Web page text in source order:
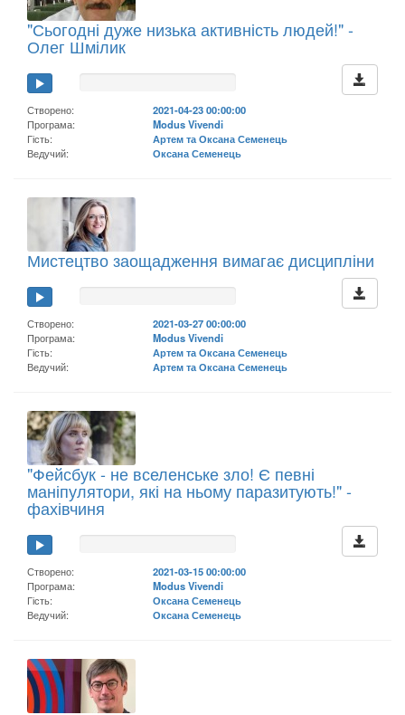
"Сьогодні дуже низька активність людей!" -
Олег Шмілик
Створено:
2021-04-23 00:00:00
Програма:
Modus Vivendi
Гість:
Артем та Оксана Семенець
Ведучий:
Оксана Семенець
Мистецтво заощадження вимагає дисципліни
Створено:
2021-03-27 00:00:00
Програма:
Modus Vivendi
Гість:
Артем та Оксана Семенець
Ведучий:
Артем та Оксана Семенець
"Фейсбук - не вселенське зло! Є певні
маніпулятори, які на ньому паразитують!" -
фахівчиня
Створено:
2021-03-15 00:00:00
Програма:
Modus Vivendi
Гість:
Оксана Семенець
Ведучий:
Оксана Семенець